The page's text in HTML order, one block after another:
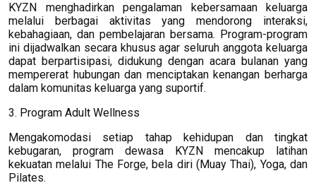
KYZN menghadirkan pengalaman kebersamaan keluarga
melalui berbagai aktivitas yang mendorong interaksi,
kebahagiaan, dan pembelajaran bersama. Program-program
ini dijadwalkan secara khusus agar seluruh anggota keluarga
dapat berpartisipasi, didukung dengan acara bulanan yang
mempererat hubungan dan menciptakan kenangan berharga
dalam komunitas keluarga yang suportif.
3. Program Adult Wellness
Mengakomodasi setiap tahap kehidupan dan tingkat
kebugaran, program dewasa KYZN mencakup latihan
kekuatan melalui The Forge, bela diri (Muay Thai), Yoga, dan
Pilates.